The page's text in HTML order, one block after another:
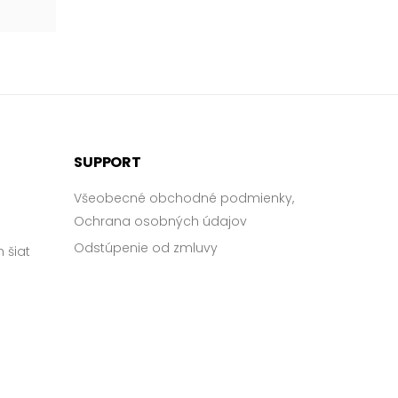
šiat
SUPPORT
Všeobecné obchodné podmienky,
Ochrana osobných údajov
Odstúpenie od zmluvy